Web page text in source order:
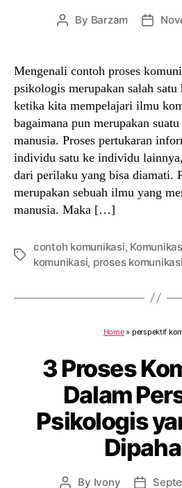
Post
By Barzam
Post
Mengenali contoh proses
psikologis merupakan salah
ketika kita mempelajari ilmu
bagaimana pun merupakan
manusia. Proses pertukaran
individu satu ke individu
dari perilaku yang bisa diamati.
merupakan sebuah ilmu yang
manusia. Maka […]
Tags
contoh komunikasi,
komunikasi, proses komunikasi
Home» perspektif
3 Proses
Dalam
Psikologis
Post
By Ivony
Post